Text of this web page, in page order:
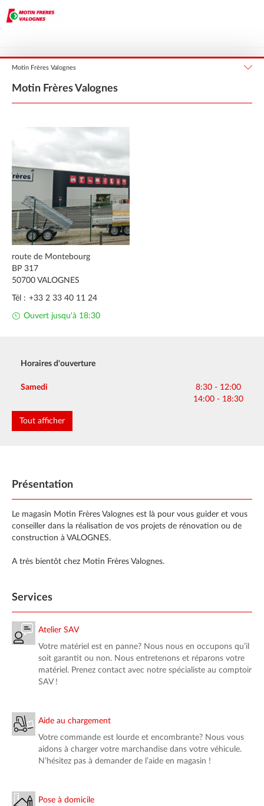
Normandie
Motin Frères Valognes
Motin Frères Valognes
route de Montebourg
BP 317
50700 VALOGNES
Tél : +33 2 33 40 11 24
Ouvert jusqu'à 18:30
Horaires d'ouverture
Lundi
Mardi
Mercredi
Jeudi
Vendredi
Samedi
8:30 - 12:00
14:00 - 18:30
Dimanche
Tout afficher
Présentation
Le magasin Motin Frères Valognes est là pour vous guider et vous
conseiller dans la réalisation de vos projets de rénovation ou de
construction à VALOGNES.
A très bientôt chez Motin Frères Valognes.
Services
Atelier SAV
Votre matériel est en panne? Nous nous en occupons qu’il
soit garantit ou non. Nous entretenons et réparons votre
matériel. Prenez contact avec notre spécialiste au comptoir
SAV !
Aide au chargement
Votre commande est lourde et encombrante? Nous vous
aidons à charger votre marchandise dans votre véhicule.
N’hésitez pas à demander de l’aide en magasin !
Pose à domicile